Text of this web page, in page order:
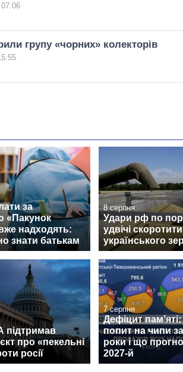
групу «чорних» колекторів
за
«Пакунок
надходять:
знати батькам
8 серпня
Удари рф по
удвічі
українського
про «пекельні
росії
7 серпня
Дефіцит пам’яті:
попит на чипи
роки і що
2027-й